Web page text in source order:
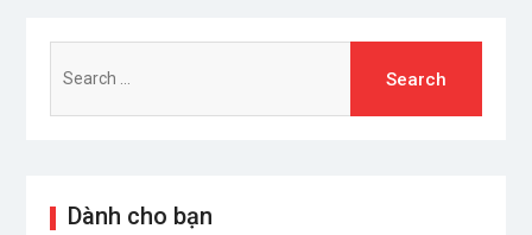
for:
Dành cho bạn